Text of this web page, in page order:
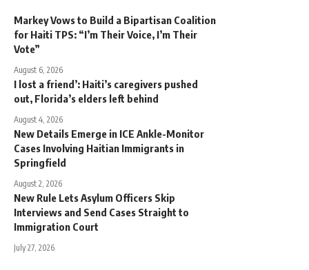
Markey Vows to Build a Bipartisan Coalition
for Haiti TPS: “I’m Their Voice, I’m Their
Vote”
August 6, 2026
I lost a friend’: Haiti’s caregivers pushed
out, Florida’s elders left behind
August 4, 2026
New Details Emerge in ICE Ankle-Monitor
Cases Involving Haitian Immigrants in
Springfield
August 2, 2026
New Rule Lets Asylum Officers Skip
Interviews and Send Cases Straight to
Immigration Court
July 27, 2026